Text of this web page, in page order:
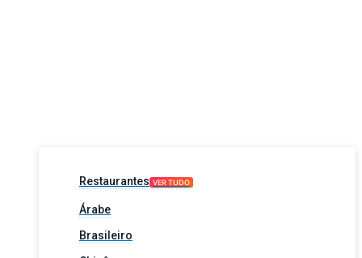
Restaurantes VER TUDO
Árabe
Brasileiro